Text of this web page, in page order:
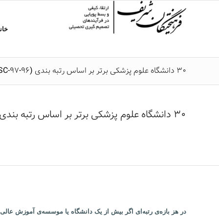
۳۰ دانشگاه‌ علوم پزشکی برتر بر اساس رتبه بندی (96-97-ISC)
۳۰ دانشگاه‌ علوم پزشکی برتر بر اساس رتبه بندی موسسه استنادی و پایش علم و فناوری جهان اسلام ISC – 1396 – 1397
در هز بازه‌ی رتبه‌ای اگر بیش از یک دانشگاه یا موسسه‌ی آموزش